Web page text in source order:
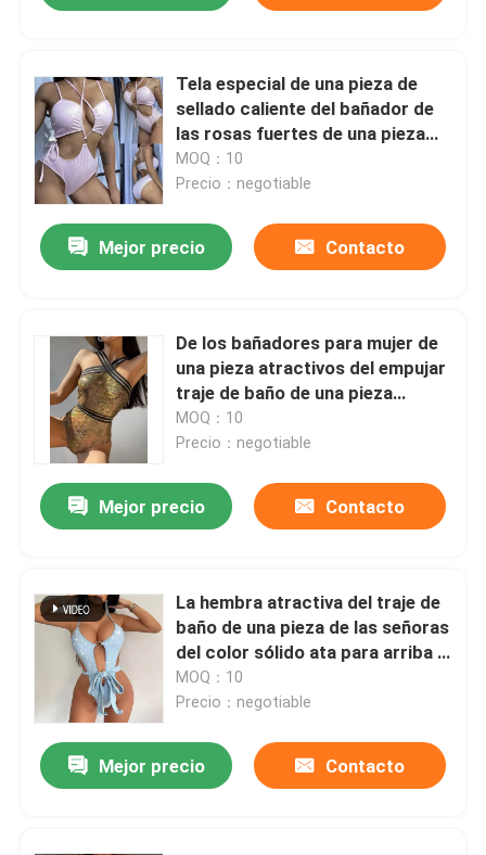
Sobre nosotros
Visita a la fábrica
Control de Calidad
Contacto
Todos los casos
Solicitar una cotización
Bikini de los trajes de natación
Troncos que nadan para hombre
Sistemas de la lencería sexy de las señoras
Traje de baño musulmán
Tela especial de una pieza de
sellado caliente del bañador de
las rosas fuertes de una pieza
del traje de baño de las señoras
MOQ：10
Precio：negotiable
Mejor precio Contacto
De los bañadores para mujer de
una pieza atractivos del empujar
traje de baño de una pieza
apretado muy escotado por
detrás hacia arriba
MOQ：10
Precio：negotiable
Mejor precio Contacto
La hembra atractiva del traje de
baño de una pieza de las señoras
del color sólido ata para arriba el
artículo muy escotado por
detrás apretado del bikini
MOQ：10
Precio：negotiable
Mejor precio Contacto